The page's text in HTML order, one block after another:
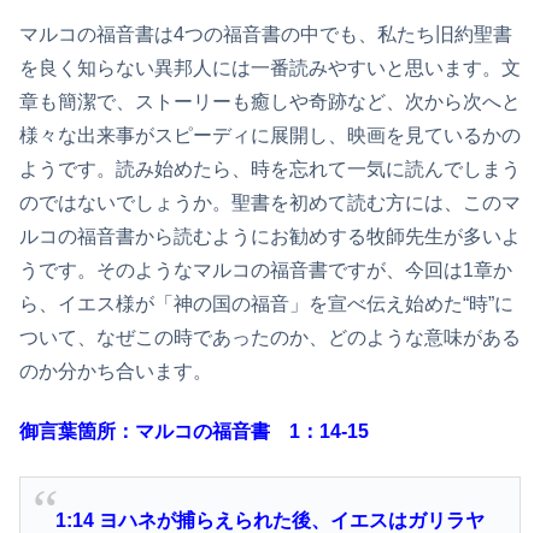
マルコの福音書は4つの福音書の中でも、私たち旧約聖書
を良く知らない異邦人には一番読みやすいと思います。文
章も簡潔で、ストーリーも癒しや奇跡など、次から次へと
様々な出来事がスピーディに展開し、映画を見ているかの
ようです。読み始めたら、時を忘れて一気に読んでしまう
のではないでしょうか。聖書を初めて読む方には、このマ
ルコの福音書から読むようにお勧めする牧師先生が多いよ
うです。そのようなマルコの福音書ですが、今回は1章か
ら、イエス様が「神の国の福音」を宣べ伝え始めた“時”に
ついて、なぜこの時であったのか、どのような意味がある
のか分かち合います。
御言葉箇所：マルコの福音書 1：14-15
1:14 ヨハネが捕らえられた後、イエスはガリラヤ